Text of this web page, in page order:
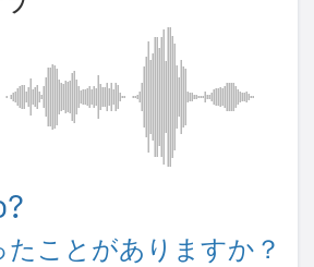
たことがありますか？